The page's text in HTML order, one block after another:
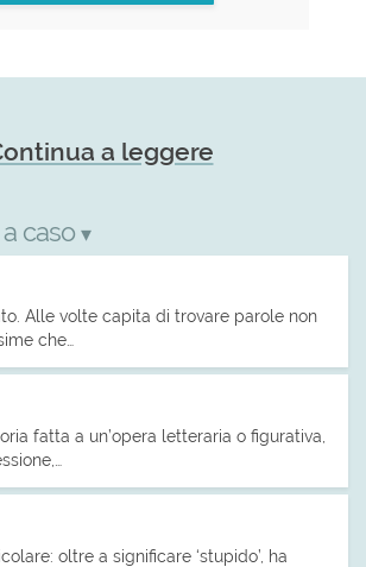
a leggere
caso ▾
Alle volte capita di trovare parole non
che…
fatta a un’opera letteraria o figurativa,
oltre a significare ‘stupido’, ha